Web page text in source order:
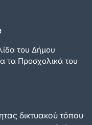
του Δήμου
τα Προσχολικά του
δικτυακού τόπου